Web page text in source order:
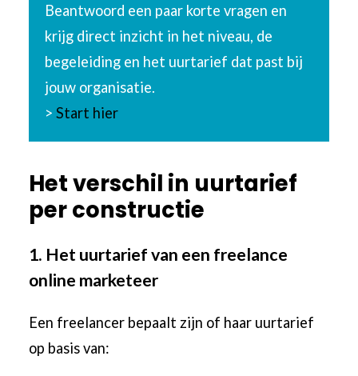
Beantwoord een paar korte vragen en
krijg direct inzicht in het niveau, de
begeleiding en het uurtarief dat past bij
jouw organisatie.
>Start hier
Het verschil in uurtarief
per constructie
1. Het uurtarief van een freelance
online marketeer
Een freelancer bepaalt zijn of haar uurtarief
op basis van: